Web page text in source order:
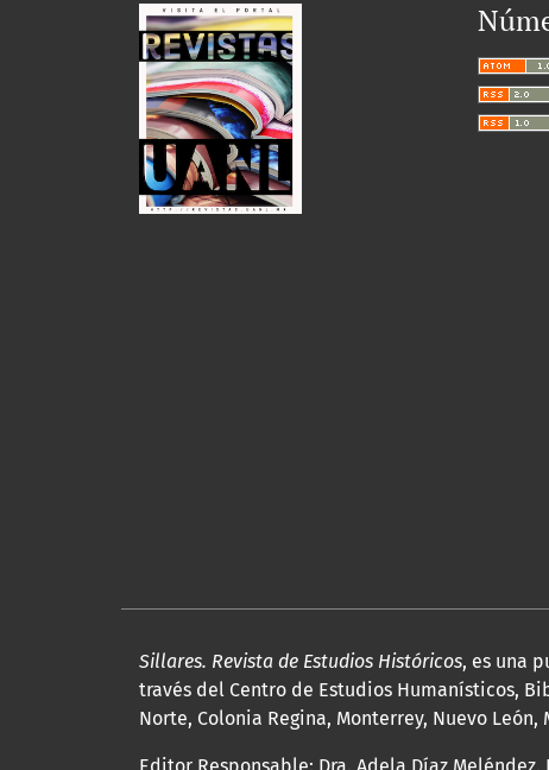
Sillares. Revista de Estudios Históricos, es una
través del Centro de Estudios Humanísticos,
Norte, Colonia Regina, Monterrey, Nuevo León,